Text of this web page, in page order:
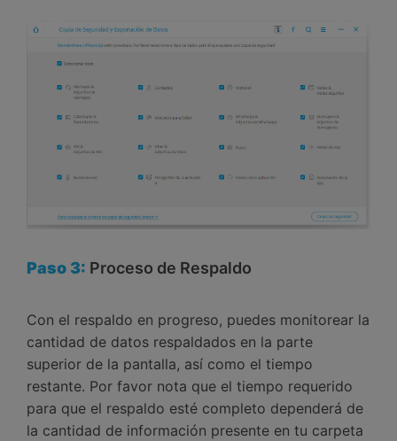
Paso 3: Proceso de Respaldo
Con el respaldo en progreso, puedes monitorear la
cantidad de datos respaldados en la parte
superior de la pantalla, así como el tiempo
restante. Por favor nota que el tiempo requerido
para que el respaldo esté completo dependerá de
la cantidad de información presente en tu carpeta